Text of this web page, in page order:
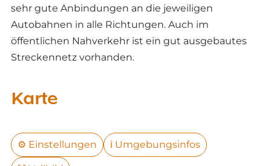
sehr gute Anbindungen an die jeweiligen
Autobahnen in alle Richtungen. Auch im
öffentlichen Nahverkehr ist ein gut ausgebautes
Streckennetz vorhanden.
Karte
⚙️ Einstellungen ℹ️ Umgebungsinfos